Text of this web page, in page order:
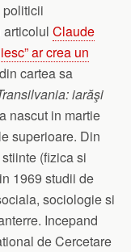
politicii
Claude
ar crea un
cartea sa
iarăşi
nascut in martie
superioare. Din
(fizica si
1969 studii de
sociologie si
Incepand
de Cercetare